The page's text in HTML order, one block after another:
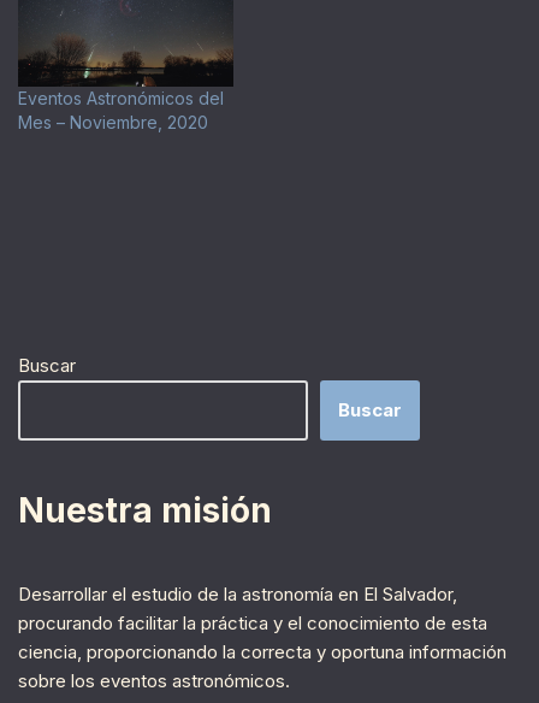
Eventos Astronómicos del
Mes – Noviembre, 2020
Buscar
Buscar
Nuestra misión
Desarrollar el estudio de la astronomía en El Salvador,
procurando facilitar la práctica y el conocimiento de esta
ciencia, proporcionando la correcta y oportuna información
sobre los eventos astronómicos.